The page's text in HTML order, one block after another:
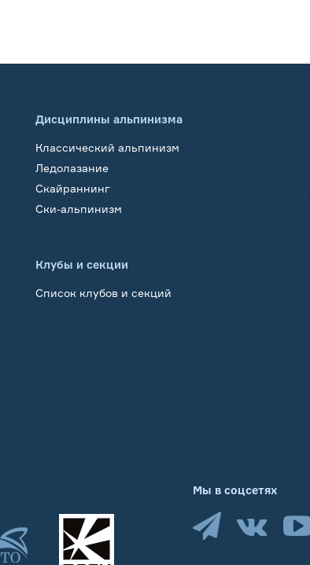
Дисциплины альпинизма
Классический альпинизм
Ледолазание
Скайраннинг
Ски-альпинизм
Клубы и секции
Список клубов и секций
Мы в соцсетях